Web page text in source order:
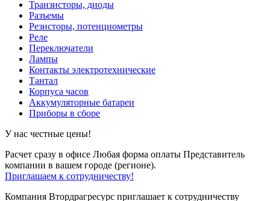
Транзисторы, диоды
Разъемы
Резисторы, потенциометры
Реле
Переключатели
Лампы
Контакты электротехнические
Тантал
Корпуса часов
Аккумуляторные батареи
Приборы в сборе
У нас честные цены!
Расчет сразу в офисе Любая форма оплаты Представитель
компании в вашем городе (регионе).
Приглашаем к сотрудничеству!
Компания Втордрагресурс приглашает к сотрудничеству